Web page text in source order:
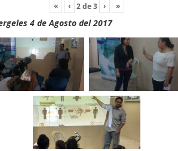
« ‹ 2de3 › »
4 de Agosto del 2017